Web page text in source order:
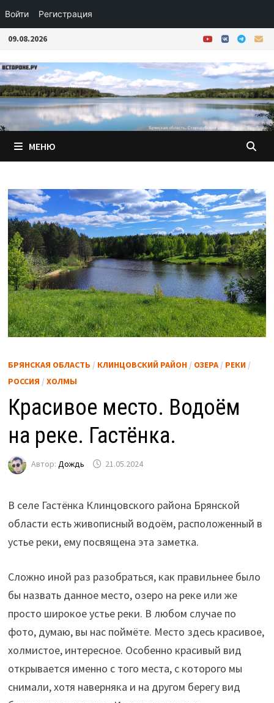
Войти Регистрация
Перейти
содержимому
09.08.2026
МЕНЮ
БРЯНСКАЯ ОБЛАСТЬ / КЛИНЦОВСКИЙ РАЙОН/ ОЗЕРА/ РЕКИ/
РОССИЯ / ХОЛМЫ
Красивое место. Водоём
на реке. Гастёнка.
Автор: Дождь 21.05.2024
В селе Гастёнка Клинцовского района Брянской
области есть живописный водоём, расположенный в
устье реки, ему посвящена эта заметка.
Сложно иной раз разобраться, как правильнее было
бы назвать данное место, озеро на реке или же
просто широкое устье реки. В любом случае по
фото, думаю, вы нас поймёте. Место здесь красивое,
холмистое, интересное. Особенно красивый вид
открывается именно с того места, с которого мы
снимали, хотя наверняка и на другом берегу вид